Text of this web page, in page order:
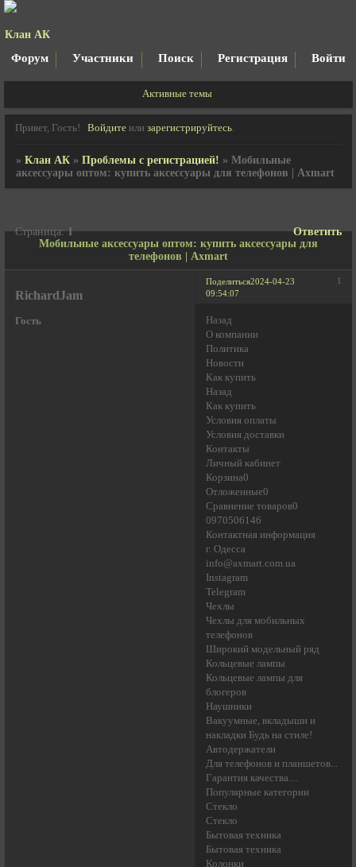
Клан АК
Форум Участники Поиск Регистрация Войти
Активные темы
Привет, Гость! Войдитеили зарегистрируйтесь.
» Клан АК » Проблемы с регистрацией! » Мобильные
аксессуары оптом: купить аксессуары для телефонов | Axmart
Мобильные аксессуары оптом: купить аксессуары для
телефонов | Axmart
Страница:1 Ответить
Поделиться 1
2024-04-23
09:54:07
RichardJam
Гость
Назад
О компании
Политика
Новости
Как купить
Назад
Как купить
Условия оплаты
Условия доставки
Контакты
Личный кабинет
Корзина0
Отложенные0
Сравнение товаров0
0970506146
Контактная информация
г. Одесса
info@axmart.com.ua
Instagram
Telegram
Чехлы
Чехлы для мобильных
телефонов
Широкий модельный ряд
Кольцевые лампы
Кольцевые лампы для
блогеров
Наушники
Вакуумные, вкладыши и
накладки Будь на стиле!
Автодержатели
Для телефонов и планшетов...
Гарантия качества....
Популярные категории
Стекло
Стекло
Бытовая техника
Бытовая техника
Колонки